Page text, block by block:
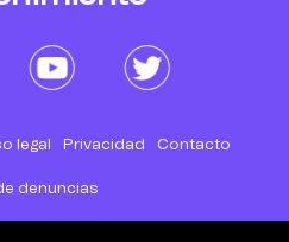
legal Privacidad Contacto
denuncias